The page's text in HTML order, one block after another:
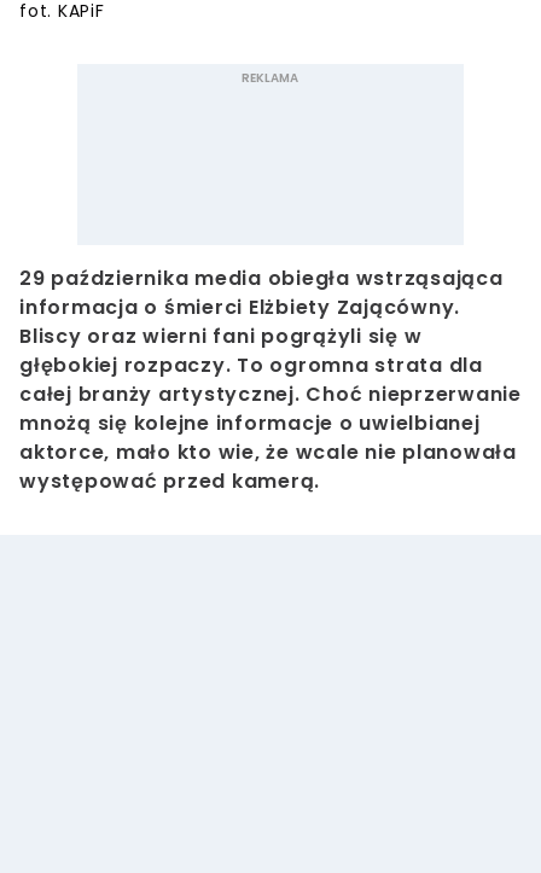
fot. KAPiF
29 października media obiegła wstrząsająca
informacja o śmierci Elżbiety Zającówny.
Bliscy oraz wierni fani pogrążyli się w
głębokiej rozpaczy. To ogromna strata dla
całej branży artystycznej. Choć nieprzerwanie
mnożą się kolejne informacje o uwielbianej
aktorce, mało kto wie, że wcale nie planowała
występować przed kamerą.